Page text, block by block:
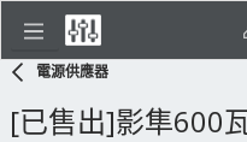
電源供應器
[已售出]影隼600